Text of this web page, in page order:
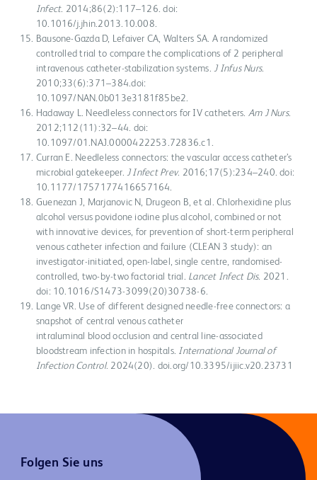
Infect. 2014;86(2):117–126. doi:
10.1016/j.jhin.2013.10.008.
Bausone-Gazda D, Lefaiver CA, Walters SA. A randomized
controlled trial to compare the complications of 2 peripheral
intravenous catheter-stabilization systems. J Infus Nurs.
2010;33(6):371–384.doi:
10.1097/NAN.0b013e3181f85be2.
Hadaway L. Needleless connectors for IV catheters. Am J Nurs.
2012;112(11):32–44. doi:
10.1097/01.NAJ.0000422253.72836.c1.
Curran E. Needleless connectors: the vascular access catheter’s
microbial gatekeeper. J Infect Prev. 2016;17(5):234–240. doi:
10.1177/1757177416657164.
Guenezan J, Marjanovic N, Drugeon B, et al. Chlorhexidine plus
alcohol versus povidone iodine plus alcohol, combined or not
with innovative devices, for prevention of short-term peripheral
venous catheter infection and failure (CLEAN 3 study): an
investigator-initiated, open-label, single centre, randomised-
controlled, two-by-two factorial trial. Lancet Infect Dis. 2021.
doi: 10.1016/S1473-3099(20)30738-6.
Lange VR. Use of different designed needle-free connectors: a
snapshot of central venous catheter
intraluminal blood occlusion and central line-associated
bloodstream infection in hospitals. International Journal of
Infection Control. 2024(20). doi.org/10.3395/ijiic.v20.23731
Folgen Sie uns